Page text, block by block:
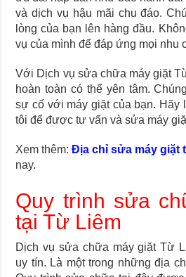
và dịch vụ hậu mãi chu đáo.
lòng của bạn lên hàng đầu.
vụ của mình để đáp ứng mọi nhu
Với Dịch vụ sửa chữa máy giặt
hoàn toàn có thể yên tâm.
sự cố với máy giặt của bạn. Hãy
tôi để được tư vấn và sửa máy
Xem thêm:Địa chỉ sửa máy giặt
nay.
Quy trình sửa
tại Từ Liêm
Dịch vụ sửa chữa máy giặt Từ
uy tín. Là một trong những địa